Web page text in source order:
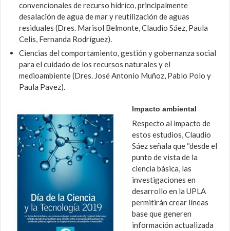
convencionales de recurso hídrico, principalmente
desalación de agua de mar y reutilización de aguas
residuales (Dres. Marisol Belmonte, Claudio Sáez, Paula
Celis, Fernanda Rodríguez).
Ciencias del comportamiento, gestión y gobernanza social
para el cuidado de los recursos naturales y el
medioambiente (Dres. José Anto­nio Muñoz, Pablo Polo y
Paula Pavez).
Impacto ambiental
Respecto al impacto de
estos estudios, Claudio
Sáez señala que “desde el
punto de vista de la
ciencia básica, las
investigaciones en
desarrollo en la UPLA
permitirán crear líneas
base que generen
información actuali­zada